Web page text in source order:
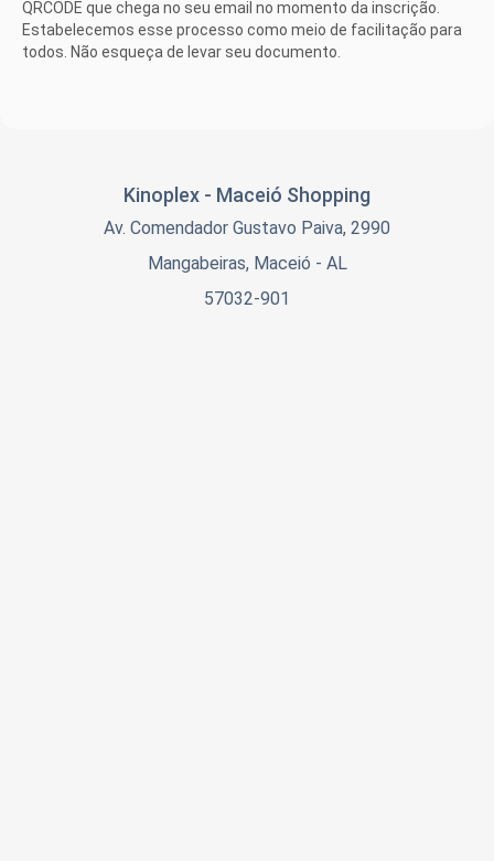
QRCODE que chega no seu email no momento da inscrição.
Estabelecemos esse processo como meio de facilitação para
todos. Não esqueça de levar seu documento.
Kinoplex - Maceió Shopping
Av. Comendador Gustavo Paiva, 2990
Mangabeiras, Maceió - AL
57032-901